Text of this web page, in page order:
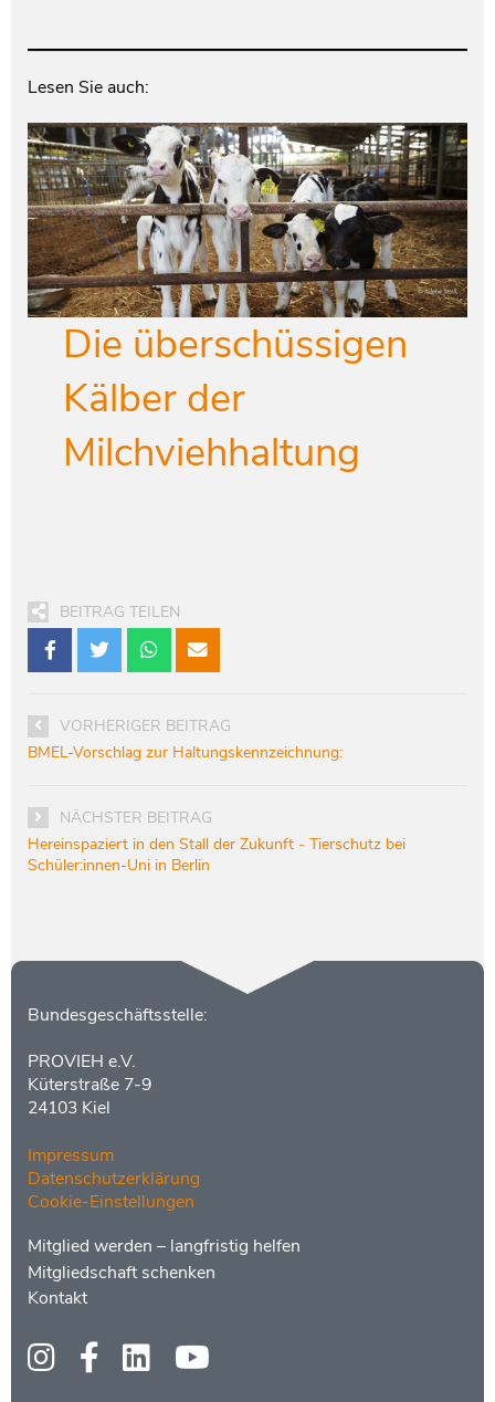
Lesen Sie auch:
Die überschüssigen
Kälber der
Milchviehhaltung
BEITRAG TEILEN
VORHERIGER BEITRAG
BMEL-Vorschlag zur Haltungskennzeichnung:
NÄCHSTER BEITRAG
Hereinspaziert in den Stall der Zukunft - Tierschutz bei
Schüler:innen-Uni in Berlin
Kontakt
Bundesgeschäftsstelle:
PROVIEH e.V.
Küterstraße 7-9
24103 Kiel
Impressum
Datenschutzerklärung
Cookie-Einstellungen
Menüs
Footer
2
Mitglied werden – langfristig helfen
Mitgliedschaft schenken
Kontakt
Social
Media